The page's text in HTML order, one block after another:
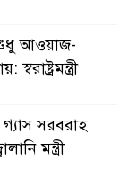
শুধু আওয়াজ-
সরবরাহ
মন্ত্রী